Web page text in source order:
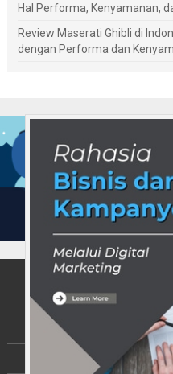
Hal Performa, Kenyamanan,
Review Maserati Ghibli di
dengan Performa dan